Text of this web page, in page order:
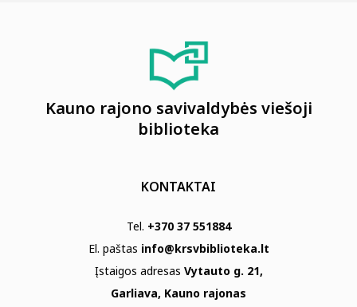
Kauno rajono savivaldybės viešoji
biblioteka
KONTAKTAI
Tel. +370 37 551884
El. paštas info@krsvbiblioteka.lt
Įstaigos adresas Vytauto g. 21,
Garliava, Kauno rajonas